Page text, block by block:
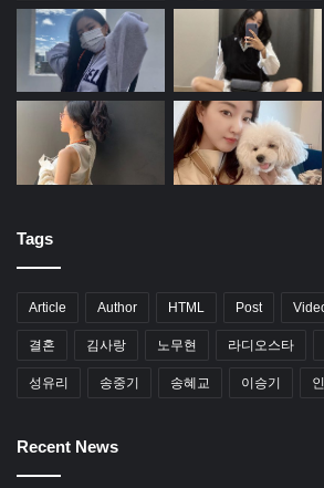
Tags
Article Author HTML Post
결혼 김사랑 노무현 라디오스타
성유리 송중기 송혜교 이승기
Recent News